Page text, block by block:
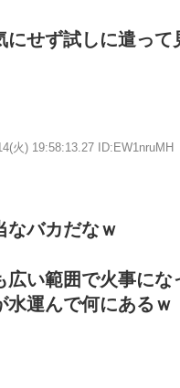
にせず試しに遣って
火) 19:58:13.27 ID:EW1nruMH
なバカだなｗ
広い範囲で火事にな
水運んで何にあるｗ